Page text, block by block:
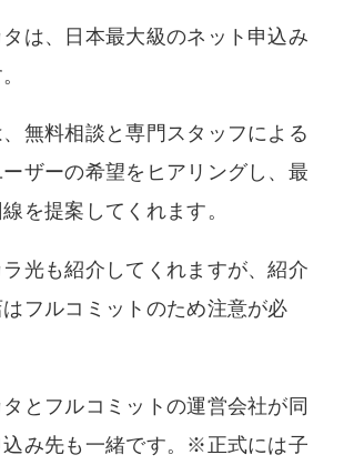
は、日本最大級のネット申込み
無料相談と専門スタッフによる
ザーの希望をヒアリングし、最
を提案してくれます。
光も紹介してくれますが、紹介
フルコミットのため注意が必
とフルコミットの運営会社が同
込み先も一緒です。※正式には子